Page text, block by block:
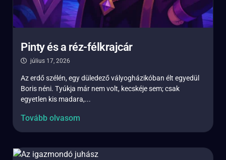
Pinty és a réz-félkrajcár
július 17, 2026
Az erdő szélén, egy düledező vályogházikóban élt egyedül
Boris néni. Tyúkja már nem volt, kecskéje sem; csak
egyetlen kis madara,...
Tovább olvasom